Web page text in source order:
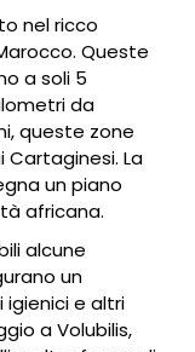
nel ricco
Queste
a soli 5
da
queste zone
La
un piano
africana.
alcune
un
e altri
a Volubilis,